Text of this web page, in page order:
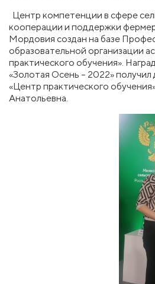
Центр компетенции в сфере
кооперации и поддержки
Мордовия создан на базе
образовательной организации
практического обучения».
«Золотая Осень – 2022»
«Центр практического
Анатольевна.